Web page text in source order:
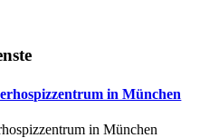
in München
in München